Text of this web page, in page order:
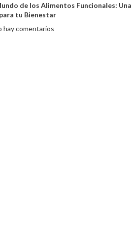
de los Alimentos Funcionales: Una
tu Bienestar
hay comentarios